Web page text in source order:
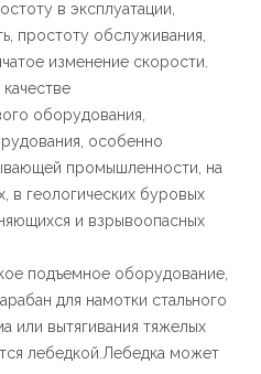
в эксплуатации,
простоту обслуживания,
изменение скорости.
оборудования,
особенно
промышленности, на
в геологических буровых
и взрывоопасных
подъемное оборудование,
для намотки стального
или вытягивания тяжелых
лебедкой.Лебедка может